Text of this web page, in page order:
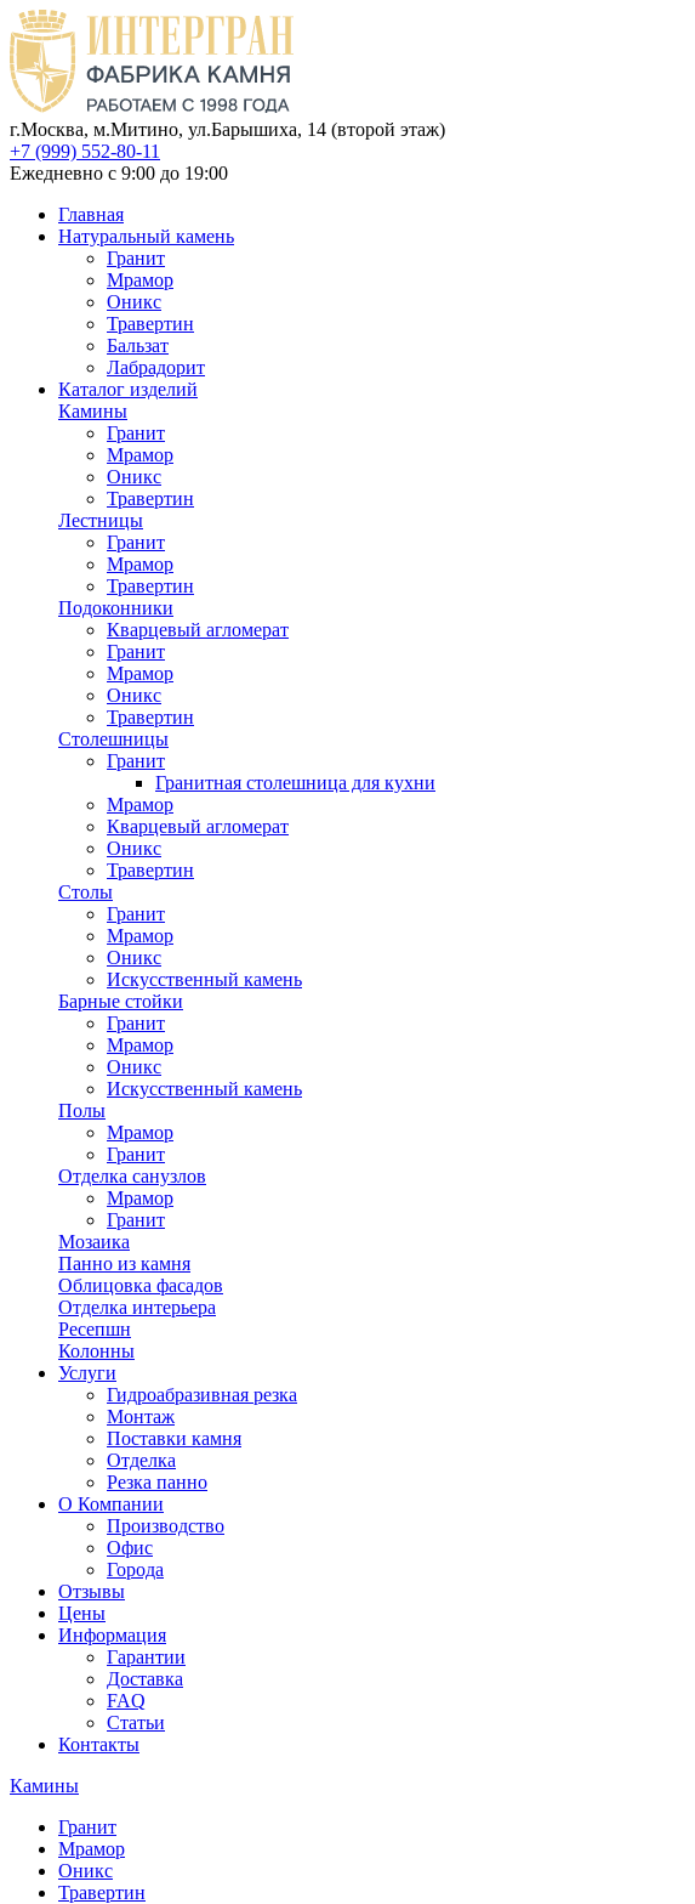
г.Москва, м.Митино, ул.Барышиха, 14 (второй этаж)
+7 (999) 552-80-11
Ежедневно с 9:00 до 19:00
Главная
Натуральный камень
Гранит
Мрамор
Оникс
Травертин
Бальзат
Лабрадорит
Каталог изделий
Камины
Гранит
Мрамор
Оникс
Травертин
Лестницы
Гранит
Мрамор
Травертин
Подоконники
Кварцевый агломерат
Гранит
Мрамор
Оникс
Травертин
Столешницы
Гранит
Гранитная столешница для кухни
Мрамор
Кварцевый агломерат
Оникс
Травертин
Столы
Гранит
Мрамор
Оникс
Искусственный камень
Барные стойки
Гранит
Мрамор
Оникс
Искусственный камень
Полы
Мрамор
Гранит
Отделка санузлов
Мрамор
Гранит
Мозаика
Панно из камня
Облицовка фасадов
Отделка интерьера
Ресепшн
Колонны
Услуги
Гидроабразивная резка
Монтаж
Поставки камня
Отделка
Резка панно
О Компании
Производство
Офис
Города
Отзывы
Цены
Информация
Гарантии
Доставка
FAQ
Статьи
Контакты
Камины
Гранит
Мрамор
Оникс
Травертин